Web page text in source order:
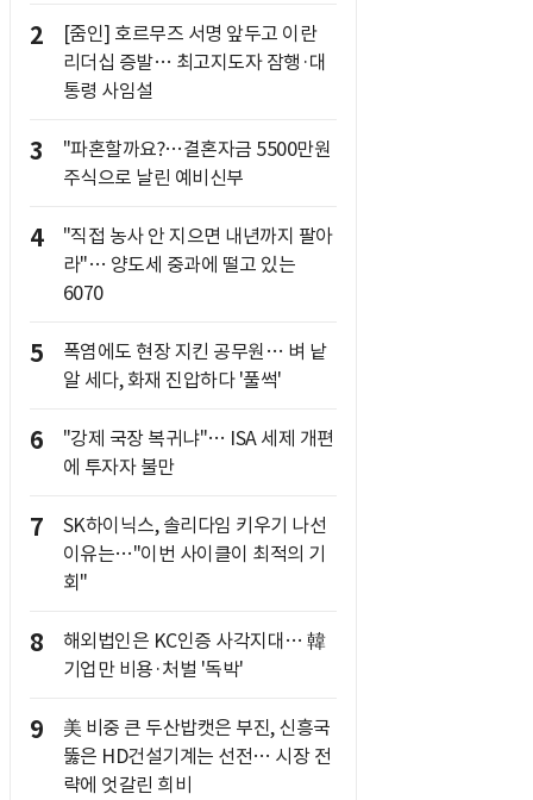
2
[줌인] 호르무즈 서명 앞두고 이란
리더십 증발… 최고지도자 잠행·대
통령 사임설
3
"파혼할까요?…결혼자금 5500만원
주식으로 날린 예비신부
4
"직접 농사 안 지으면 내년까지 팔아
라"… 양도세 중과에 떨고 있는
6070
5
폭염에도 현장 지킨 공무원… 벼 낱
알 세다, 화재 진압하다 '풀썩'
6
"강제 국장 복귀냐"… ISA 세제 개편
에 투자자 불만
7
SK하이닉스, 솔리다임 키우기 나선
이유는…"이번 사이클이 최적의 기
회"
8
해외법인은 KC인증 사각지대… 韓
기업만 비용·처벌 '독박'
9
美 비중 큰 두산밥캣은 부진, 신흥국
뚫은 HD건설기계는 선전… 시장 전
략에 엇갈린 희비